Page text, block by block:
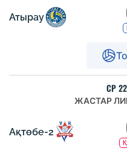
Атырау
СР
ЖАСТАР
Ақтөбе-2